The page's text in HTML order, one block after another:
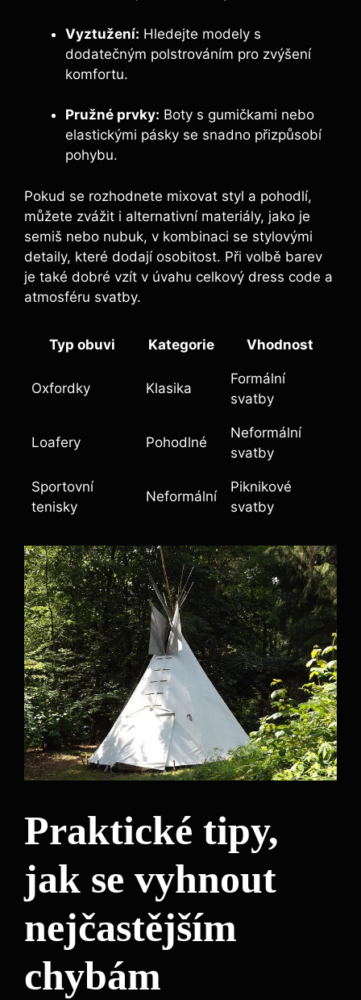
Vyztužení: Hledejte modely s
dodatečným polstrováním pro zvýšení
komfortu.
Pružné prvky: Boty s gumičkami nebo
elastickými pásky se snadno přizpůsobí
pohybu.
Pokud se rozhodnete mixovat styl a pohodlí,
můžete zvážit i alternativní materiály, jako je
semiš nebo nubuk, v kombinaci se stylovými
detaily, které dodají osobitost. Při volbě barev
je také dobré vzít v úvahu celkový dress code a
atmosféru svatby.
Typ obuvi Kategorie Vhodnost
Oxfordky Klasika
Formální
svatby
Loafery Pohodlné
Neformální
svatby
Sportovní
tenisky
Neformální
Piknikové
svatby
Praktické tipy,
jak se vyhnout
nejčastějším
chybám